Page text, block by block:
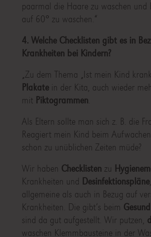
paarmal die Haare zu waschen und
auf 60° zu waschen.“
4. Welche Checklisten gibt es in
Krankheiten bei Kindern?
„Zu dem Thema „Ist mein Kind
Plakatein der Kita, auch wieder
mit Piktogrammen
Als Eltern sollte man sich z. B. die
Reagiert mein Kind beim
schon zu unüblichen Zeiten müde?
Wir haben Checklisten zu
Krankheiten und Desinfektionspläne
allgemeine als auch in Bezug auf
Krankheiten. Die gibt’s beim
sind da gut aufgestellt. Wir putzen,
waschen Klemmbausteine in der